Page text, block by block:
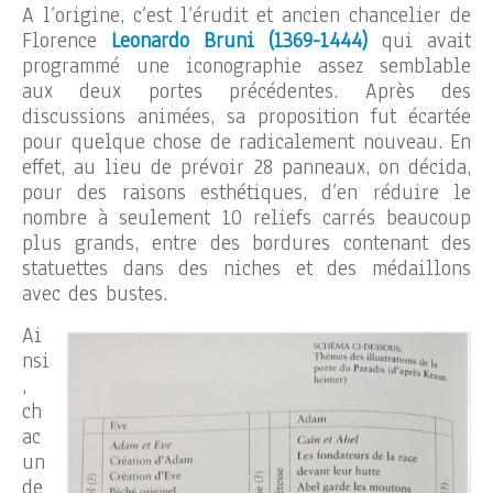
A l’origine, c’est l’érudit et ancien chancelier de
Florence Leonardo Bruni (1369-1444) qui avait
programmé une iconographie assez semblable
aux deux portes précédentes. Après des
discussions animées, sa proposition fut écartée
pour quelque chose de radicalement nouveau. En
effet, au lieu de prévoir 28 panneaux, on décida,
pour des raisons esthétiques, d’en réduire le
nombre à seulement 10 reliefs carrés beaucoup
plus grands, entre des bordures contenant des
statuettes dans des niches et des médaillons
avec des bustes.
Ai
nsi
,
ch
ac
un